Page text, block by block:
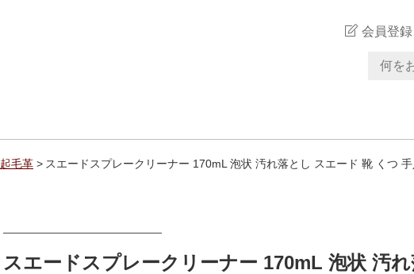
会員登録
毛革 スエードスプレークリーナー 170mL 泡状 汚れ落とし スエード 靴 くつ
スエードスプレークリーナー 170mL 泡状 汚